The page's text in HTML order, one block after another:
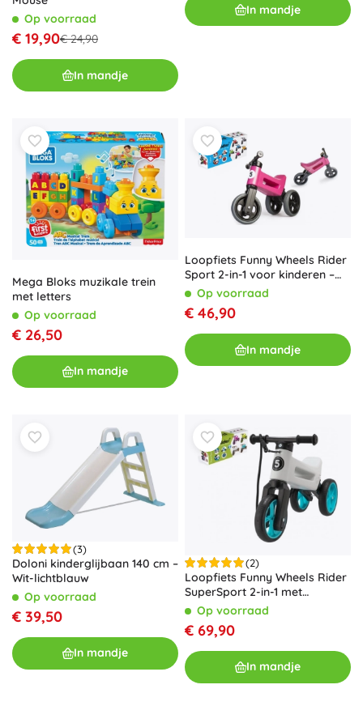
Op voorraad
€ 19,90€ 24,90
In mandje
In mandje
Mega Bloks muzikale trein
met letters
Op voorraad
€ 26,50
In mandje
Loopfiets Funny Wheels Rider
Sport 2-in-1 voor kinderen –
RozeOp voorraad
€ 46,90
In mandje
(3)
Doloni kinderglijbaan 140 cm –
Wit-lichtblauw
Op voorraad
€ 39,50
In mandje
(2)
Loopfiets Funny Wheels Rider
SuperSport 2-in-1 met
draagriem – Wit-turquoise
Op voorraad
€ 69,90
In mandje